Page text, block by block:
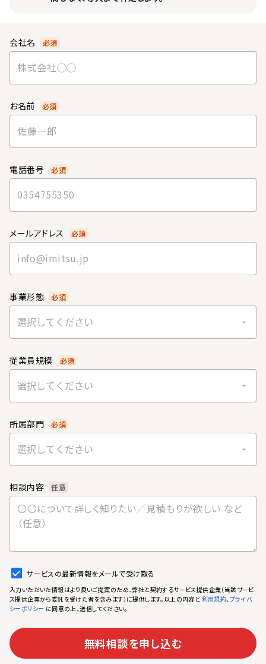
会社名 必須
お名前 必須
電話番号 必須
メールアドレス 必須
事業形態 必須
選択してください
従業員規模 必須
選択してください
所属部門 必須
選択してください
相談内容 任意
サービスの最新情報をメールで受け取る
入力いただいた情報はより良いご提案のため、弊社と契約するサービス提供企業（当該サービ
ス提供企業から委託を受けた者を含みます）に提供します。以上の内容と 利用規約、プライバ
シーポリシー に同意の上、送信してください。
無料相談を申し込む